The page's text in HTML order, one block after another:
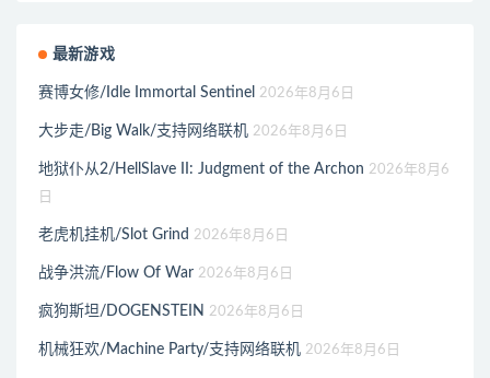
最新游戏
赛博女修/Idle Immortal Sentinel 2026年8月6日
大步走/Big Walk/支持网络联机 2026年8月6日
地狱仆从2/HellSlave II: Judgment of the Archon 2026年8月6
日
老虎机挂机/Slot Grind 2026年8月6日
战争洪流/Flow Of War 2026年8月6日
疯狗斯坦/DOGENSTEIN 2026年8月6日
机械狂欢/Machine Party/支持网络联机 2026年8月6日